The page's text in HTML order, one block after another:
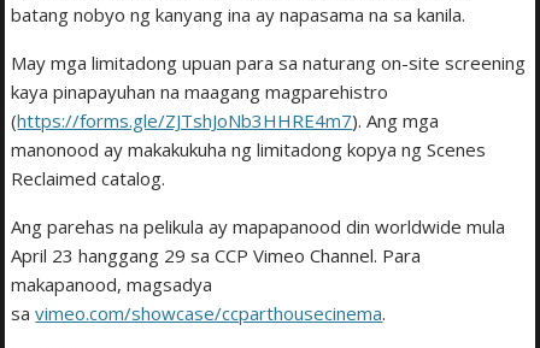
batang nobyo ng kanyang ina ay napasama na sa kanila.
May mga limitadong upuan para sa naturang on-site screening
kaya pinapayuhan na maagang magparehistro
(https://forms.gle/ZJTshJoNb3HHRE4m7). Ang mga
manonood ay makakukuha ng limitadong kopya ng Scenes
Reclaimed catalog.
Ang parehas na pelikula ay mapapanood din worldwide mula
April 23 hanggang 29 sa CCP Vimeo Channel. Para
makapanood, magsadya
savimeo.com/showcase/ccparthousecinema.